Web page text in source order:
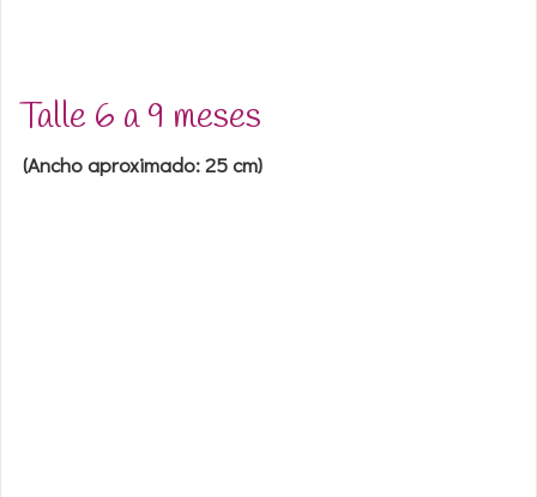
Talle 6 a 9 meses
(Ancho aproximado: 25 cm)